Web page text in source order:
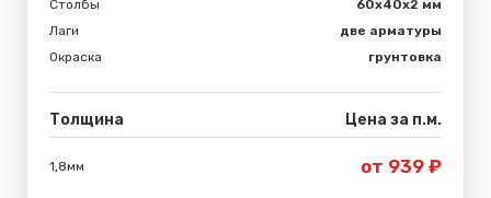
Столбы
60х40х2 мм
Лаги
две арматуры
Окраска
грунтовка
Толщина Цена за п.м.
1,8мм от 939 ₽